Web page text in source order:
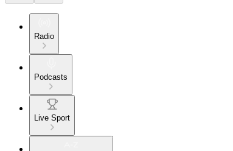
Radio
Podcasts
Live Sport